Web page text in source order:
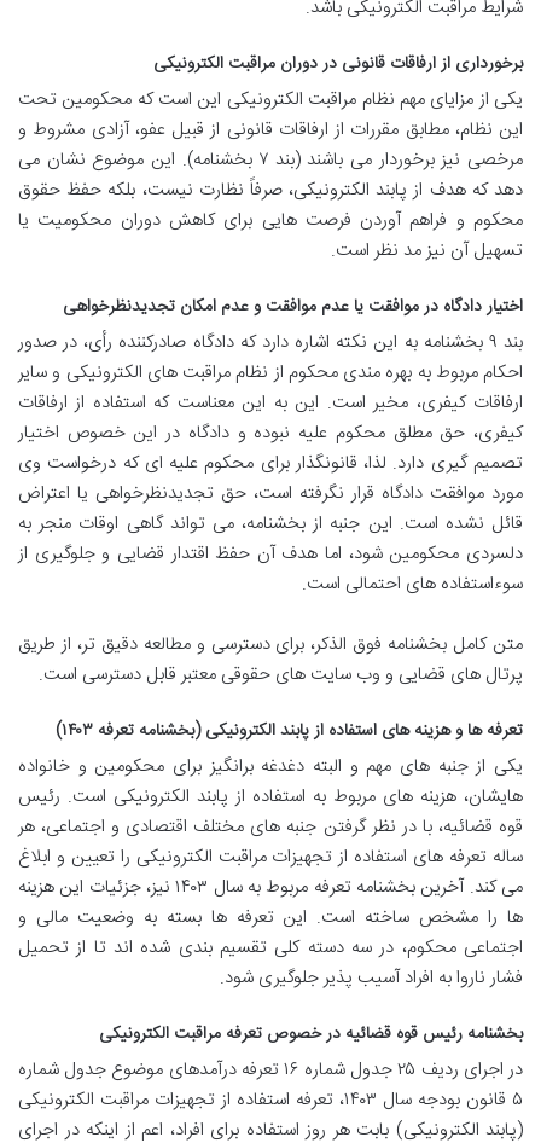
شرایط مراقبت الکترونیکی باشد.
برخورداری از ارفاقات قانونی در دوران مراقبت الکترونیکی
یکی از مزایای مهم نظام مراقبت الکترونیکی این است که محکومین تحت
این نظام، مطابق مقررات از ارفاقات قانونی از قبیل عفو، آزادی مشروط و
مرخصی نیز برخوردار می باشند (بند ۷ بخشنامه). این موضوع نشان می
دهد که هدف از پابند الکترونیکی، صرفاً نظارت نیست، بلکه حفظ حقوق
محکوم و فراهم آوردن فرصت هایی برای کاهش دوران محکومیت یا
تسهیل آن نیز مد نظر است.
اختیار دادگاه در موافقت یا عدم موافقت و عدم امکان تجدیدنظرخواهی
بند ۹ بخشنامه به این نکته اشاره دارد که دادگاه صادرکننده رأی، در صدور
احکام مربوط به بهره مندی محکوم از نظام مراقبت های الکترونیکی و سایر
ارفاقات کیفری، مخیر است. این به این معناست که استفاده از ارفاقات
کیفری، حق مطلق محکوم علیه نبوده و دادگاه در این خصوص اختیار
تصمیم گیری دارد. لذا، قانونگذار برای محکوم علیه ای که درخواست وی
مورد موافقت دادگاه قرار نگرفته است، حق تجدیدنظرخواهی یا اعتراض
قائل نشده است. این جنبه از بخشنامه، می تواند گاهی اوقات منجر به
دلسردی محکومین شود، اما هدف آن حفظ اقتدار قضایی و جلوگیری از
سوءاستفاده های احتمالی است.
متن کامل بخشنامه فوق الذکر، برای دسترسی و مطالعه دقیق تر، از طریق
پرتال های قضایی و وب سایت های حقوقی معتبر قابل دسترسی است.
تعرفه ها و هزینه های استفاده از پابند الکترونیکی (بخشنامه تعرفه ۱۴۰۳)
یکی از جنبه های مهم و البته دغدغه برانگیز برای محکومین و خانواده
هایشان، هزینه های مربوط به استفاده از پابند الکترونیکی است. رئیس
قوه قضائیه، با در نظر گرفتن جنبه های مختلف اقتصادی و اجتماعی، هر
ساله تعرفه های استفاده از تجهیزات مراقبت الکترونیکی را تعیین و ابلاغ
می کند. آخرین بخشنامه تعرفه مربوط به سال ۱۴۰۳ نیز، جزئیات این هزینه
ها را مشخص ساخته است. این تعرفه ها بسته به وضعیت مالی و
اجتماعی محکوم، در سه دسته کلی تقسیم بندی شده اند تا از تحمیل
فشار ناروا به افراد آسیب پذیر جلوگیری شود.
بخشنامه رئیس قوه قضائیه در خصوص تعرفه مراقبت الکترونیکی
در اجرای ردیف ۲۵ جدول شماره ۱۶ تعرفه درآمدهای موضوع جدول شماره
۵ قانون بودجه سال ۱۴۰۳، تعرفه استفاده از تجهیزات مراقبت الکترونیکی
(پابند الکترونیکی) بابت هر روز استفاده برای افراد، اعم از اینکه در اجرای